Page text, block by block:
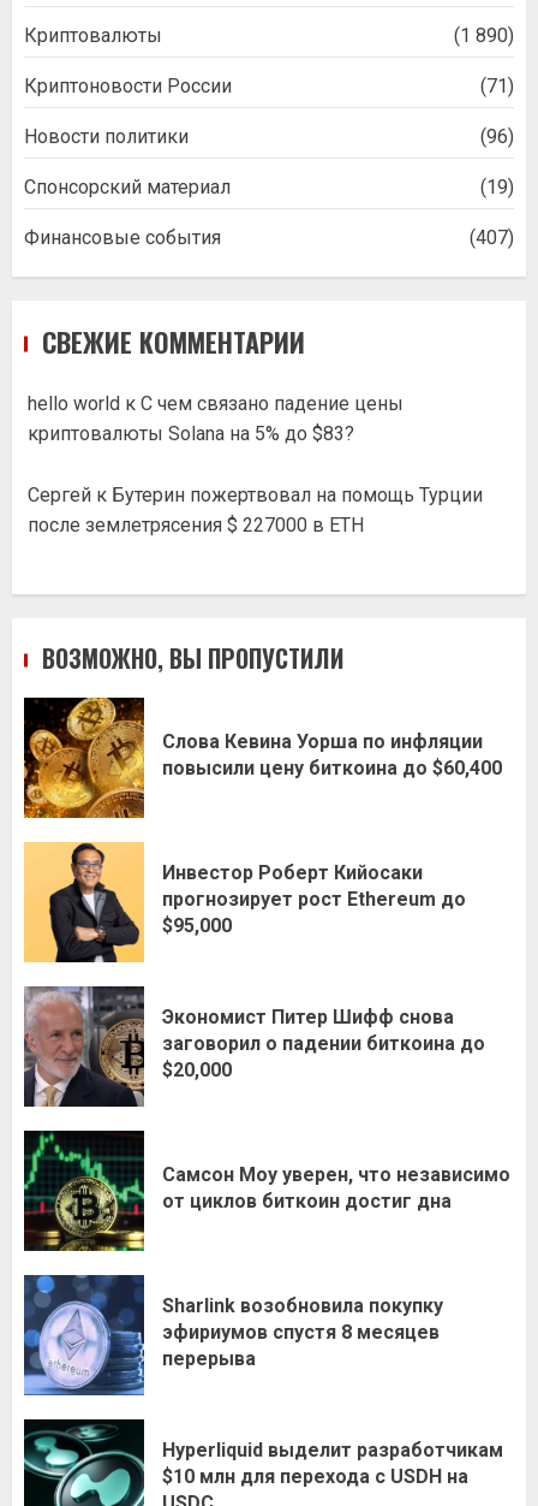
Криптовалюты (1 890)
Криптоновости России (71)
Новости политики (96)
Спонсорский материал (19)
Финансовые события (407)
СВЕЖИЕ КОММЕНТАРИИ
hello world к С чем связано падение цены
криптовалюты Solana на 5% до $83?
Сергей к Бутерин пожертвовал на помощь Турции
после землетрясения $ 227000 в ETH
ВОЗМОЖНО, ВЫ ПРОПУСТИЛИ
Слова Кевина Уорша по инфляции
повысили цену биткоина до $60,400
Инвестор Роберт Кийосаки
прогнозирует рост Ethereum до
$95,000
Экономист Питер Шифф снова
заговорил о падении биткоина до
$20,000
Самсон Моу уверен, что независимо
от циклов биткоин достиг дна
Sharlink возобновила покупку
эфириумов спустя 8 месяцев
перерыва
Hyperliquid выделит разработчикам
$10 млн для перехода с USDH на